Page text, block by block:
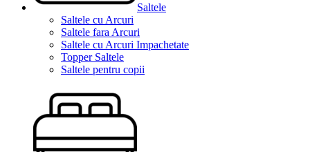
Saltele
Saltele cu Arcuri
Saltele fara Arcuri
Saltele cu Arcuri Impachetate
Topper Saltele
Saltele pentru copii